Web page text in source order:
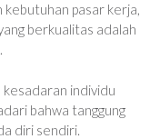
kebutuhan pasar kerja,
berkualitas adalah
kesadaran individu
bahwa tanggung
diri sendiri.